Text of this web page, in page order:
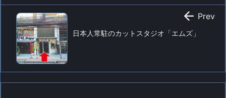
日本人常駐のカットスタジオ「エムズ」
 Prev